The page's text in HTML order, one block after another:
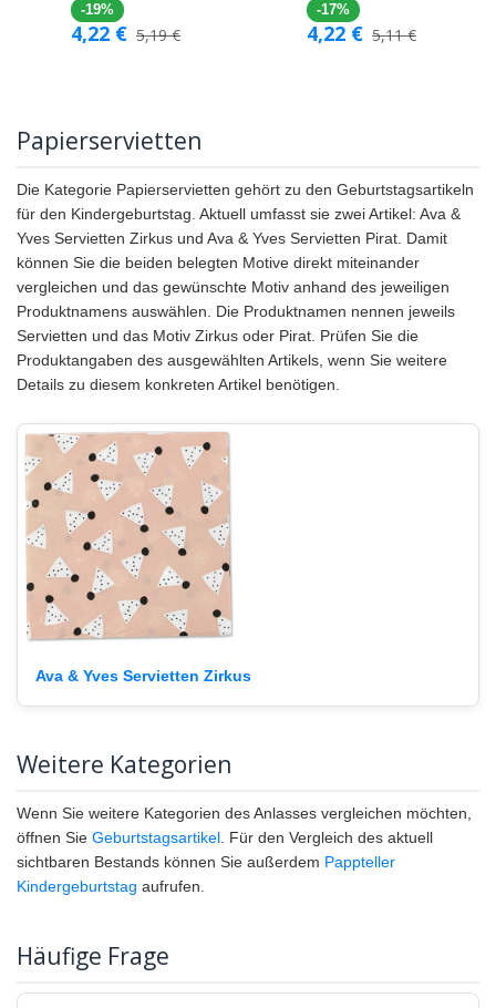
-19%
4,22 € 5,19€
-17%
4,22 € 5,11€
Papierservietten
Die Kategorie Papierservietten gehört zu den Geburtstagsartikeln
für den Kindergeburtstag. Aktuell umfasst sie zwei Artikel: Ava &
Yves Servietten Zirkus und Ava & Yves Servietten Pirat. Damit
können Sie die beiden belegten Motive direkt miteinander
vergleichen und das gewünschte Motiv anhand des jeweiligen
Produktnamens auswählen. Die Produktnamen nennen jeweils
Servietten und das Motiv Zirkus oder Pirat. Prüfen Sie die
Produktangaben des ausgewählten Artikels, wenn Sie weitere
Details zu diesem konkreten Artikel benötigen.
Ava & Yves Servietten Zirkus
Weitere Kategorien
Wenn Sie weitere Kategorien des Anlasses vergleichen möchten,
öffnen Sie Geburtstagsartikel . Für den Vergleich des aktuell
sichtbaren Bestands können Sie außerdem Pappteller
Kindergeburtstag aufrufen.
Häufige Frage